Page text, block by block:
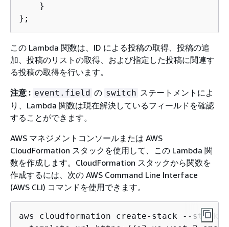
    }
};
この Lambda 関数は、ID による投稿の取得、投稿の追
加、投稿のリストの取得、および指定した投稿に関連す
る投稿の取得を行います。
注意 : event.field の switch ステートメントによ
り、Lambda 関数は現在解決しているフィールドを確認
することができます。
AWS マネジメントコンソールまたは AWS
CloudFormation スタックを使用して、この Lambda 関
数を作成します。CloudFormation スタックから関数を
作成するには、次の AWS Command Line Interface
(AWS CLI) コマンドを使用できます。
aws cloudformation create-stack --stack-